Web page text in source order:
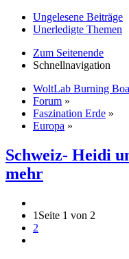
Ungelesene Beiträge
Unerledigte Themen
Zum Seitenende
Schnellnavigation
WoltLab Burning
Forum »
Faszination Erde »
Europa »
Schweiz- Heidi
mehr
1 Seite 1 von 2
2